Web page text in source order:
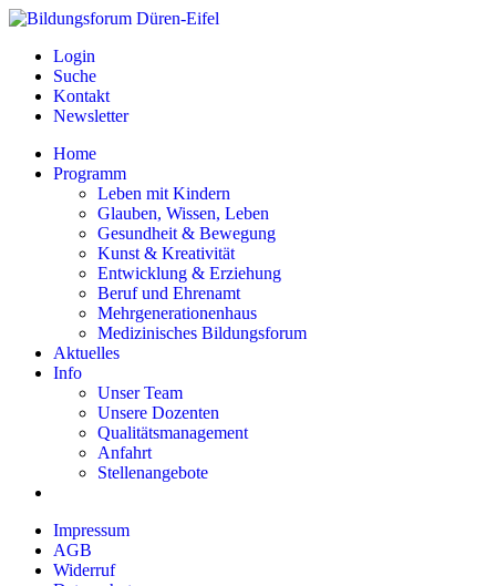
Login
Suche
Kontakt
Newsletter
Home
Programm
Leben mit Kindern
Glauben, Wissen, Leben
Gesundheit & Bewegung
Kunst & Kreativität
Entwicklung & Erziehung
Beruf und Ehrenamt
Mehrgenerationenhaus
Medizinisches Bildungsforum
Aktuelles
Info
Unser Team
Unsere Dozenten
Qualitätsmanagement
Anfahrt
Stellenangebote
Impressum
AGB
Widerruf